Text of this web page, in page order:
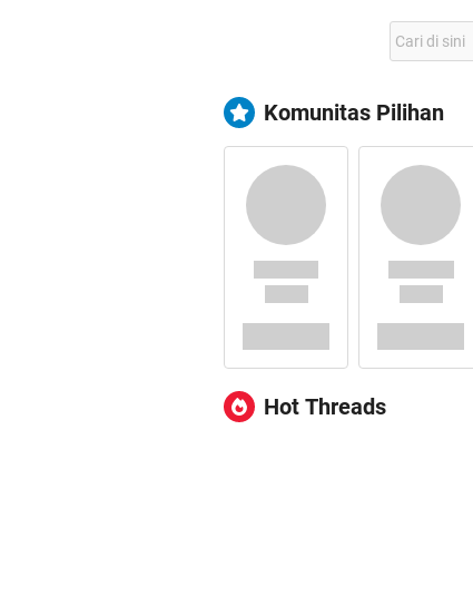
Komunitas Pilihan
Hot Threads